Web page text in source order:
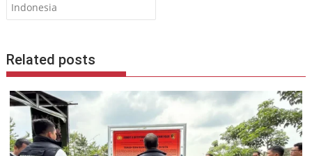
Indonesia
Related posts